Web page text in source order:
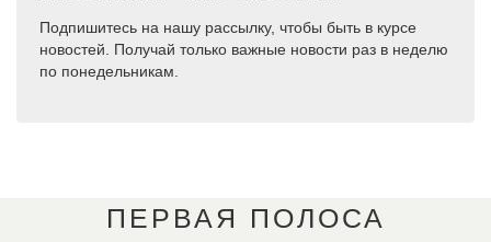
Подпишитесь на нашу рассылку, чтобы быть в курсе
новостей. Получай только важные новости раз в неделю
по понедельникам.
ПЕРВАЯ ПОЛОСА